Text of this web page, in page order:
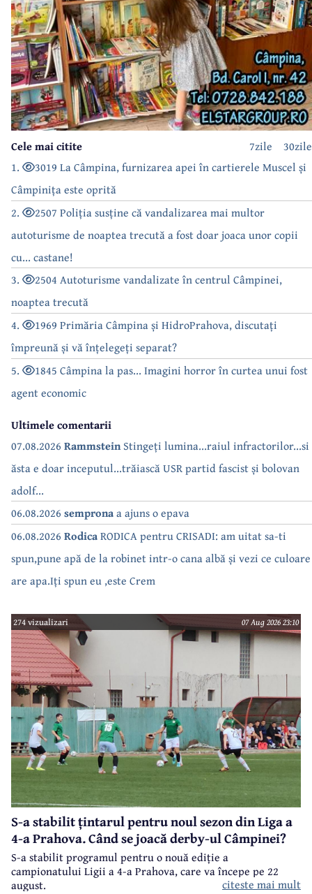
30zile
7zile
Cele mai citite
1.
3019 La Câmpina, furnizarea apei în cartierele Muscel și
Câmpinița este oprită
2.
2507 Poliția susține că vandalizarea mai multor
autoturisme de noaptea trecută a fost doar joaca unor copii
cu... castane!
3.
2504 Autoturisme vandalizate în centrul Câmpinei,
noaptea trecută
4.
1969 Primăria Câmpina și HidroPrahova, discutați
împreună și vă înțelegeți separat?
5.
1845 Câmpina la pas... Imagini horror în curtea unui fost
agent economic
Ultimele comentarii
07.08.2026 RammsteinStingeți lumina...raiul infractorilor...si
ăsta e doar inceputul...trăiască USR partid fascist și bolovan
adolf...
06.08.2026 sempronaa ajuns o epava
06.08.2026 RodicaRODICA pentru CRISADI: am uitat sa-ti
spun,pune apă de la robinet intr-o cana albă și vezi ce culoare
are apa.Iți spun eu ,este Crem
274 vizualizari 07 Aug 2026 23:10
S-a stabilit țintarul pentru noul sezon din Liga a
4-a Prahova. Când se joacă derby-ul Câmpinei?
S-a stabilit programul pentru o nouă ediție a
campionatului Ligii a 4-a Prahova, care va începe pe 22
august.
citeste mai mult